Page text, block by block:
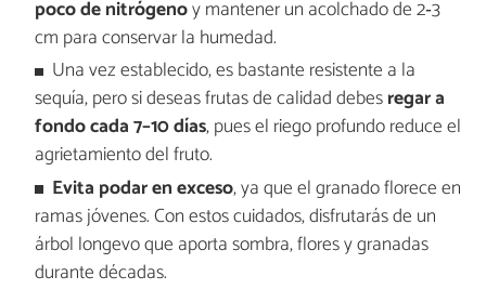
poco de nitrógenoy mantener un acolchado de 2‑3
cm para conservar la humedad.
Una vez establecido, es bastante resistente a la
sequía, pero si deseas frutas de calidad debesregar a
fondo cada 7–10 días, pues el riego profundo reduce el
agrietamiento del fruto.
Evita podar en exceso, ya que el granado florece en
ramas jóvenes. Con estos cuidados, disfrutarás de un
árbol longevo que aporta sombra, flores y granadas
durante décadas.